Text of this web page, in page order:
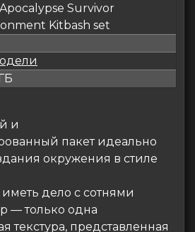
Survivor
Kitbash set
и
пакет идеально
окружения в стиле
дело с сотнями
— только одна
текстура, представленная